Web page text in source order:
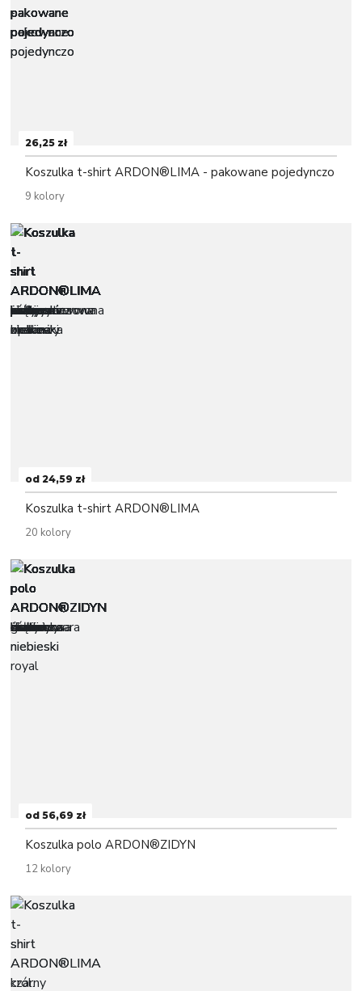
26,25 zł
Koszulka t-shirt ARDON®LIMA - pakowane pojedynczo
9 kolory
od 24,59 zł
Koszulka t-shirt ARDON®LIMA
20 kolory
od 56,69 zł
Koszulka polo ARDON®ZIDYN
12 kolory